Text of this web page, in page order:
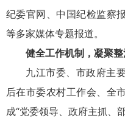
纪委官网、中国纪检监察
等多家媒体专题报道。
健全工作机制，凝聚
九江市委、市政府主
后在市委农村工作会、全
成“党委领导、政府主抓、